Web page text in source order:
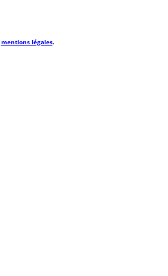
mentions légales.